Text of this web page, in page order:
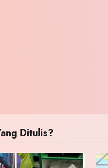
Ditulis?